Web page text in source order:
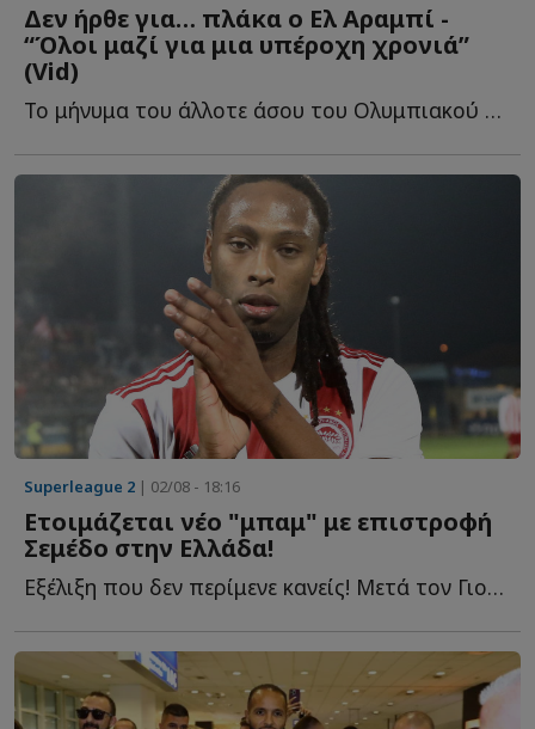
Δεν ήρθε για… πλάκα ο Ελ Αραμπί -
“Όλοι μαζί για μια υπέροχη χρονιά”
(Vid)
Το μήνυμα του άλλοτε άσου του Ολυμπιακού στους οπαδούς τ...
Superleague 2 | 02/08 - 18:16
Ετοιμάζεται νέο "μπαμ" με επιστροφή
Σεμέδο στην Ελλάδα!
Εξέλιξη που δεν περίμενε κανείς! Μετά τον Γιουσέφ Ελ Α...